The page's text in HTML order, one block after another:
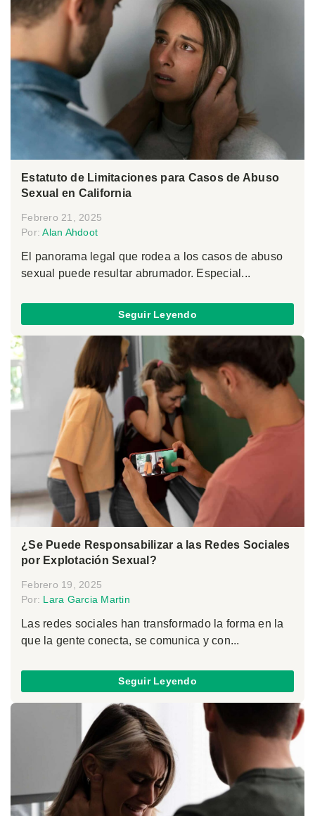
Estatuto de Limitaciones para Casos de Abuso
Sexual en California
Febrero 21, 2025
Por:Alan Ahdoot
El panorama legal que rodea a los casos de abuso
sexual puede resultar abrumador. Especial...
Seguir Leyendo
¿Se Puede Responsabilizar a las Redes Sociales
por Explotación Sexual?
Febrero 19, 2025
Por: Lara Garcia Martin
Las redes sociales han transformado la forma en la
que la gente conecta, se comunica y con...
Seguir Leyendo